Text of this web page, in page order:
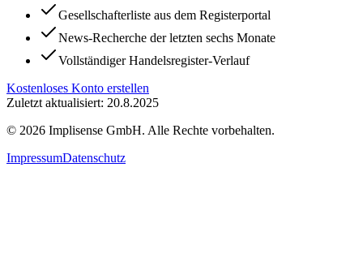
Gesellschafterliste aus dem Registerportal
News-Recherche der letzten sechs Monate
Vollständiger Handelsregister-Verlauf
Kostenloses Konto erstellen
Zuletzt aktualisiert: 20.8.2025
© 2026 Implisense GmbH. Alle Rechte vorbehalten.
ImpressumDatenschutz